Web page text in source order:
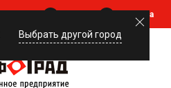
Корзина
Выбрать другой город